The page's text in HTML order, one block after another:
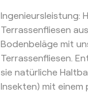
Ingenieursleistung:
Terrassenfliesen
Bodenbeläge mit
Terrassenfliesen.
sie natürliche
Insekten) mit